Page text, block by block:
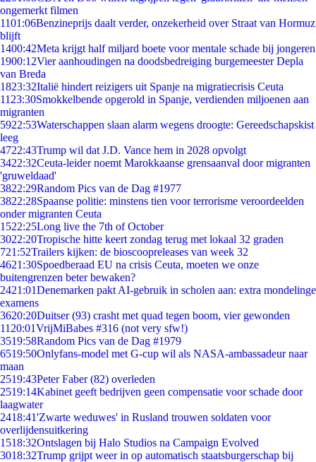
ongemerkt filmen
1101:06Benzineprijs daalt verder, onzekerheid over Straat van Hormuz
blijft
1400:42Meta krijgt half miljard boete voor mentale schade bij jongeren
1900:12Vier aanhoudingen na doodsbedreiging burgemeester Depla
van Breda
1823:32Italië hindert reizigers uit Spanje na migratiecrisis Ceuta
11 23:30Smokkelbende opgerold in Spanje, verdienden miljoenen aan
migranten
5922:53Waterschappen slaan alarm wegens droogte: Gereedschapskist
leeg
4722:43Trump wil dat J.D. Vance hem in 2028 opvolgt
3422:32Ceuta-leider noemt Marokkaanse grensaanval door migranten
'gruweldaad'
3822:29Random Pics van de Dag #1977
3822:28Spaanse politie: minstens tien voor terrorisme veroordeelden
onder migranten Ceuta
1522:25Long live the 7th of October
3022:20Tropische hitte keert zondag terug met lokaal 32 graden
721:52Trailers kijken: de bioscoopreleases van week 32
4621:30Spoedberaad EU na crisis Ceuta, moeten we onze
buitengrenzen beter bewaken?
2421:01Denemarken pakt AI-gebruik in scholen aan: extra mondelinge
examens
3620:20Duitser (93) crasht met quad tegen boom, vier gewonden
11 20:01VrijMiBabes #316 (not very sfw!)
3519:58Random Pics van de Dag #1979
6519:50Onlyfans-model met G-cup wil als NASA-ambassadeur naar
maan
2519:43Peter Faber (82) overleden
2519:14Kabinet geeft bedrijven geen compensatie voor schade door
laagwater
2418:41'Zwarte weduwes' in Rusland trouwen soldaten voor
overlijdensuitkering
1518:32Ontslagen bij Halo Studios na Campaign Evolved
3018:32Trump grijpt weer in op automatisch staatsburgerschap bij